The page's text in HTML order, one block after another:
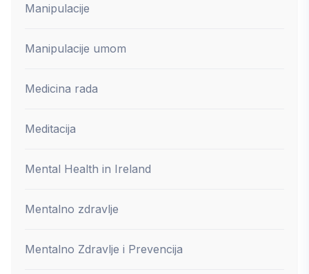
Manipulacije
Manipulacije umom
Medicina rada
Meditacija
Mental Health in Ireland
Mentalno zdravlje
Mentalno Zdravlje i Prevencija